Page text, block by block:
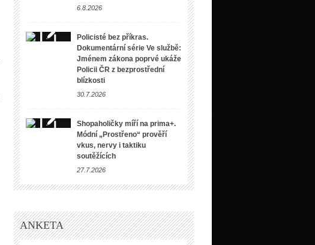
6.8.2026
Policisté bez příkras.
Dokumentární série Ve službě:
Jménem zákona poprvé ukáže
Policii ČR z bezprostřední
blízkosti
30.7.2026
Shopaholičky míří na prima+.
Módní „Prostřeno“ prověří
vkus, nervy i taktiku
soutěžících
27.7.2026
ANKETA